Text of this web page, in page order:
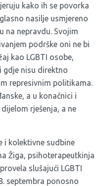
kako ih se povorka
nasilje usmjereno
na nepravdu. Svojim
podrške oni ne bi
kao LGBTI osobe,
gdje nisu direktno
represivnim politikama.
a u konačnici i
rješenja, a ne
i kolektivne sudbine
Žiga, psihoterapeutkinja
slušajući LGBTI
septembra ponosno